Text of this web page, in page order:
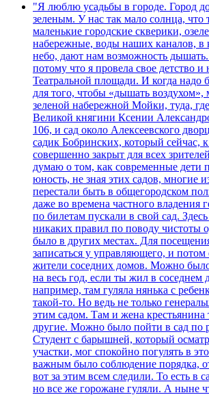
"Я люблю усадьбы в городе. Город
зеленым. У нас так мало солнца, что
маленькие городские скверики,
набережные, воды наших каналов, в
небо, дают нам возможность
потому что я провела свое детство и
Театральной площади. И когда надо
для того, чтобы «дышать воздухом»,
зеленой набережной Мойки, туда,
Великой княгини Ксении
106, и сад около Алексеевского
садик Бобринских, который сейчас,
совершенно закрыт для всех
думаю о том, как современные дети
юность, не зная этих садов, многие
перестали быть в общегородском
даже во времена частного владения
по билетам пускали в свой сад.
никаких правил по поводу чистоты
было в других местах. Для
записаться у управляющего, и
жители соседних домов. Можно
на весь год, если ты жил в соседнем
например, там гуляла нянька с
такой-то. Но ведь не только
этим садом. Там и жена крестьянина
другие. Можно было пойти в сад по
Студент с барышней, который
участки, мог спокойно погулять в
важным было соблюдение порядка,
вот за этим всем следили. То есть в
но все же горожане гуляли. А ныне